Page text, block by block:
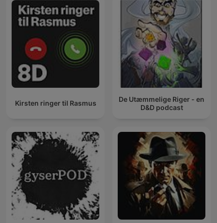
Kirsten ringer til Rasmus
De Utæmmelige Riger - en
D&D podcast